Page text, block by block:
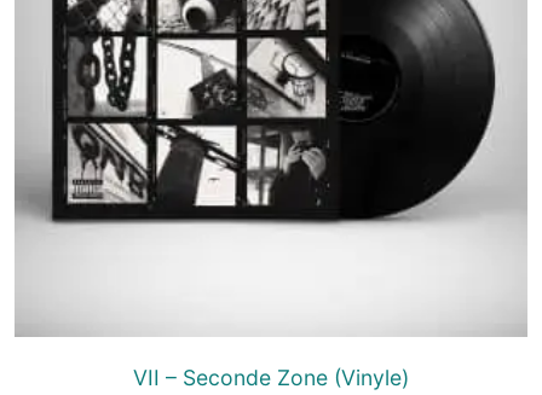
VII – Seconde Zone (Vinyle)